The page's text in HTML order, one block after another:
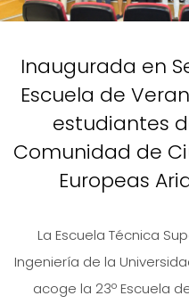
Inaugurada en
Escuela de
estudiantes
Comunidad de
Europeas
La Escuela Técnica
Ingeniería de la
acoge la 23º Escuela